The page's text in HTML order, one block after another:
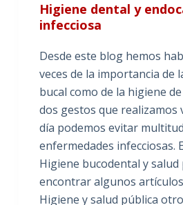
Higiene dental y
infecciosa
Desde este blog hemos
veces de la importancia de
bucal como de la higiene
dos gestos que realizamos
día podemos evitar
enfermedades infecciosas.
Higiene bucodental y salud
encontrar algunos
Higiene y salud pública